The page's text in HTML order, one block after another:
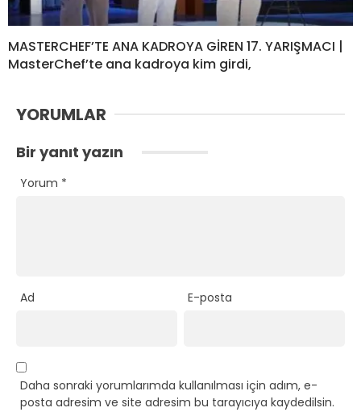
MASTERCHEF’TE ANA KADROYA GİREN 17. YARIŞMACI |
MasterChef’te ana kadroya kim girdi,
YORUMLAR
Bir yanıt yazın
Yorum *
Ad E-posta
Daha sonraki yorumlarımda kullanılması için adım, e-
posta adresim ve site adresim bu tarayıcıya kaydedilsin.